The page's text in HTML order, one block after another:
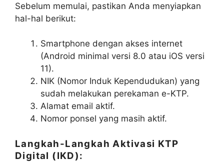
Sebelum memulai, pastikan Anda menyiapkan
hal-hal berikut:
Smartphone dengan akses internet
(Android minimal versi 8.0 atau iOS versi
11).
NIK (Nomor Induk Kependudukan) yang
sudah melakukan perekaman e-KTP.
Alamat email aktif.
Nomor ponsel yang masih aktif.
Langkah-Langkah Aktivasi KTP
Digital (IKD):